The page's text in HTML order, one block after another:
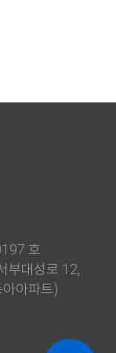
호
부대성로 12,
아파트)